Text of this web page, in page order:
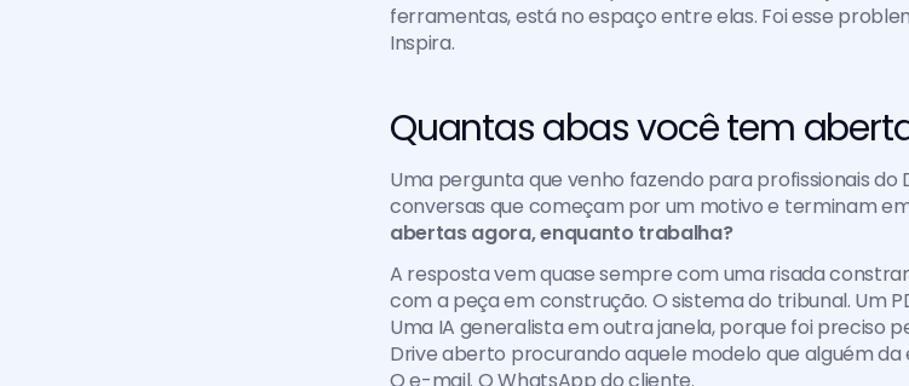
ferramentas, está no espaço entre elas. Foi esse
Inspira.
Quantas abas você tem
Uma pergunta que venho fazendo para profissionais do
conversas que começam por um motivo e terminam
abertas agora, enquanto trabalha?
A resposta vem quase sempre com uma risada
com a peça em construção. O sistema do tribunal. Um
Uma IA generalista em outra janela, porque foi preciso
Drive aberto procurando aquele modelo que alguém da